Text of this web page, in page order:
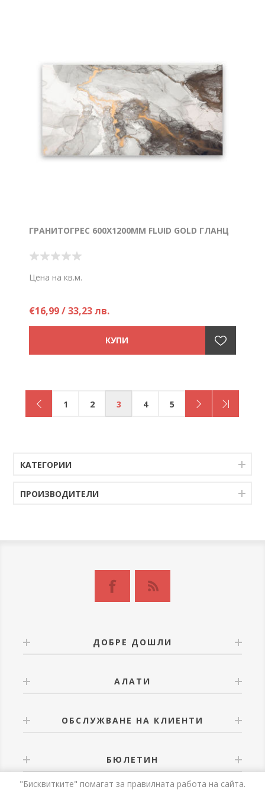
ГРАНИТОГРЕС 600Х1200ММ FLUID GOLD ГЛАНЦ
Цена на кв.м.
€16,99 / 33,23 лв.
1 2 3 4 5
КАТЕГОРИИ
ПРОИЗВОДИТЕЛИ
ДОБРЕ ДОШЛИ
АЛАТИ
ОБСЛУЖВАНЕ НА КЛИЕНТИ
БЮЛЕТИН
"Бисквитките" помагат за правилната работа на сайта.